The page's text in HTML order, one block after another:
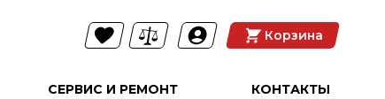
Корзина
СЕРВИС И РЕМОНТ КОНТАКТЫ